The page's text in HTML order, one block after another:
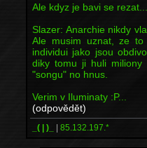
Ale kdyz je bavi se
Slazer: Anarchie nikdy
Ale musim uznat, ze to
individui jako jsou
diky tomu ji huli miliony
"songu" no hnus.
Verim v Iluminaty :P...
(odpovědět)
_( | )_ | 85.132.197.*